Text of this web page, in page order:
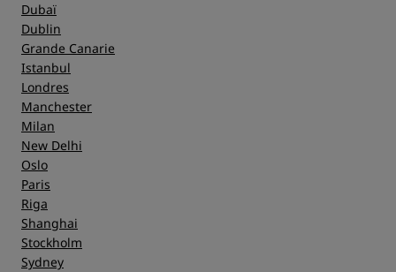
Dubaï
Dublin
Grande Canarie
Istanbul
Londres
Manchester
Milan
New Delhi
Oslo
Paris
Riga
Shanghai
Stockholm
Sydney